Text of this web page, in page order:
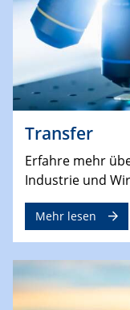
Transfer
Erfahre mehr
Industrie und
Mehr lesen